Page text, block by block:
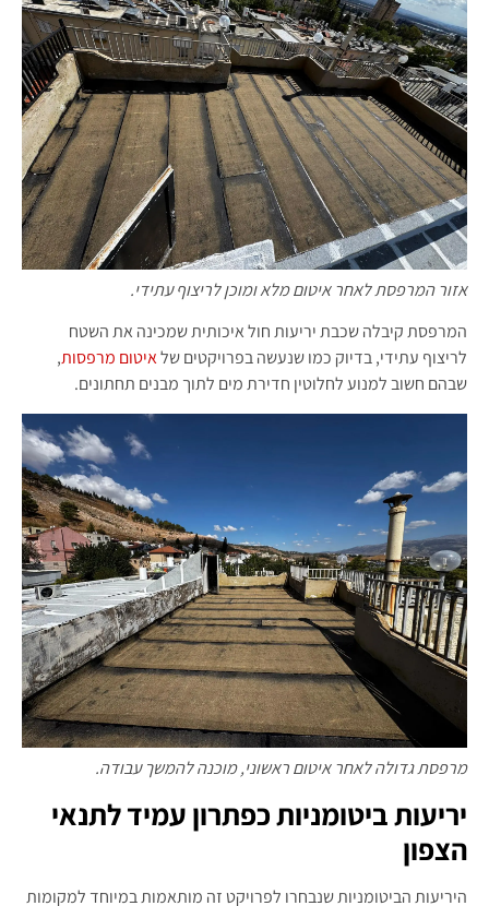
אזור המרפסת לאחר איטום מלא ומוכן לריצוף עתידי.
המרפסת קיבלה שכבת יריעות חול איכותית שמכינה את השטח
לריצוף עתידי, בדיוק כמו שנעשה בפרויקטים שלאיטום מרפסות,
שבהם חשוב למנוע לחלוטין חדירת מים לתוך מבנים תחתונים.
מרפסת גדולה לאחר איטום ראשוני, מוכנה להמשך עבודה.
יריעות ביטומניות כפתרון עמיד לתנאי
הצפון
היריעות הביטומניות שנבחרו לפרויקט זה מותאמות במיוחד למקומות